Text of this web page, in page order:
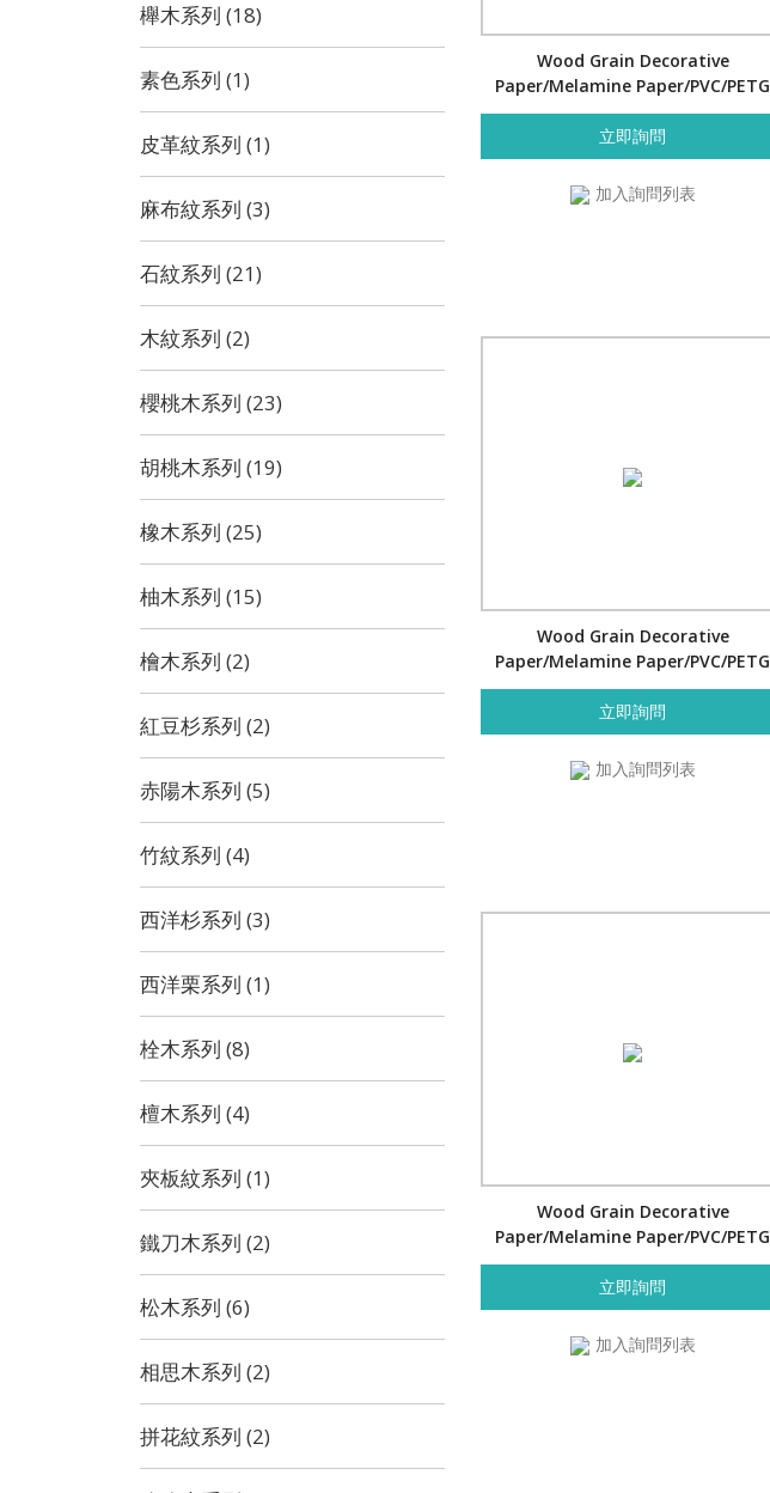
櫸木系列 (18)
素色系列 (1)
皮革紋系列 (1)
麻布紋系列 (3)
石紋系列 (21)
木紋系列 (2)
櫻桃木系列 (23)
胡桃木系列 (19)
橡木系列 (25)
柚木系列 (15)
檜木系列 (2)
紅豆杉系列 (2)
赤陽木系列 (5)
竹紋系列 (4)
西洋杉系列 (3)
西洋栗系列 (1)
栓木系列 (8)
檀木系列 (4)
夾板紋系列 (1)
鐵刀木系列 (2)
松木系列 (6)
相思木系列 (2)
拼花紋系列 (2)
Wood Grain Decorative
Paper/Melamine Paper/PVC/PETG
Film- Cherry
立即詢問
加入詢問列表
Wood Grain Decorative
Paper/Melamine Paper/PVC/PETG
Film- Cherry
立即詢問
加入詢問列表
Wood Grain Decorative
Paper/Melamine Paper/PVC/PETG
Film- Cherry
立即詢問
加入詢問列表